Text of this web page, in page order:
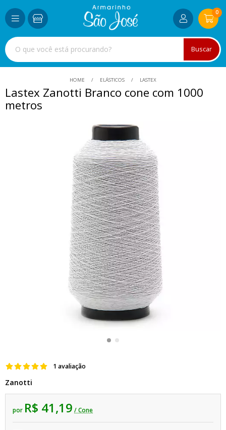
Buscar
0
HOME ELÁSTICOS LASTEX
Lastex Zanotti Branco cone com 1000
metros
1 avaliação
Zanotti
por R$ 41,19 / Cone